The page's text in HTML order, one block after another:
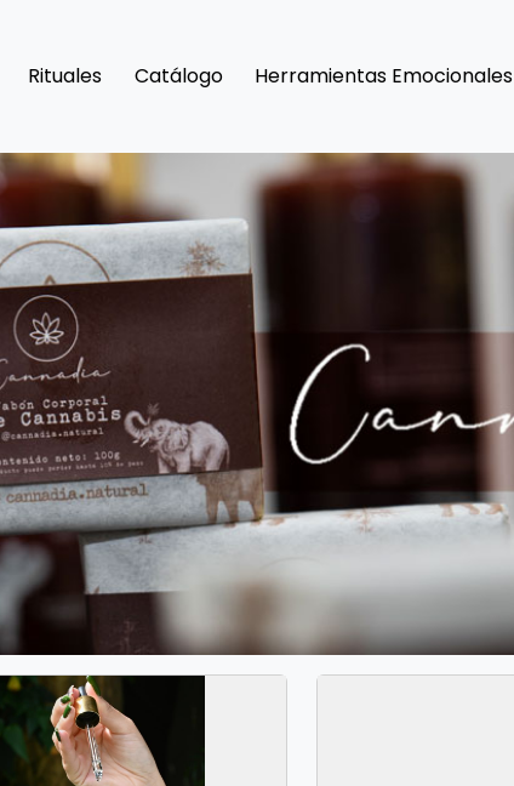
Rituales Catálogo Herramientas Emocionales